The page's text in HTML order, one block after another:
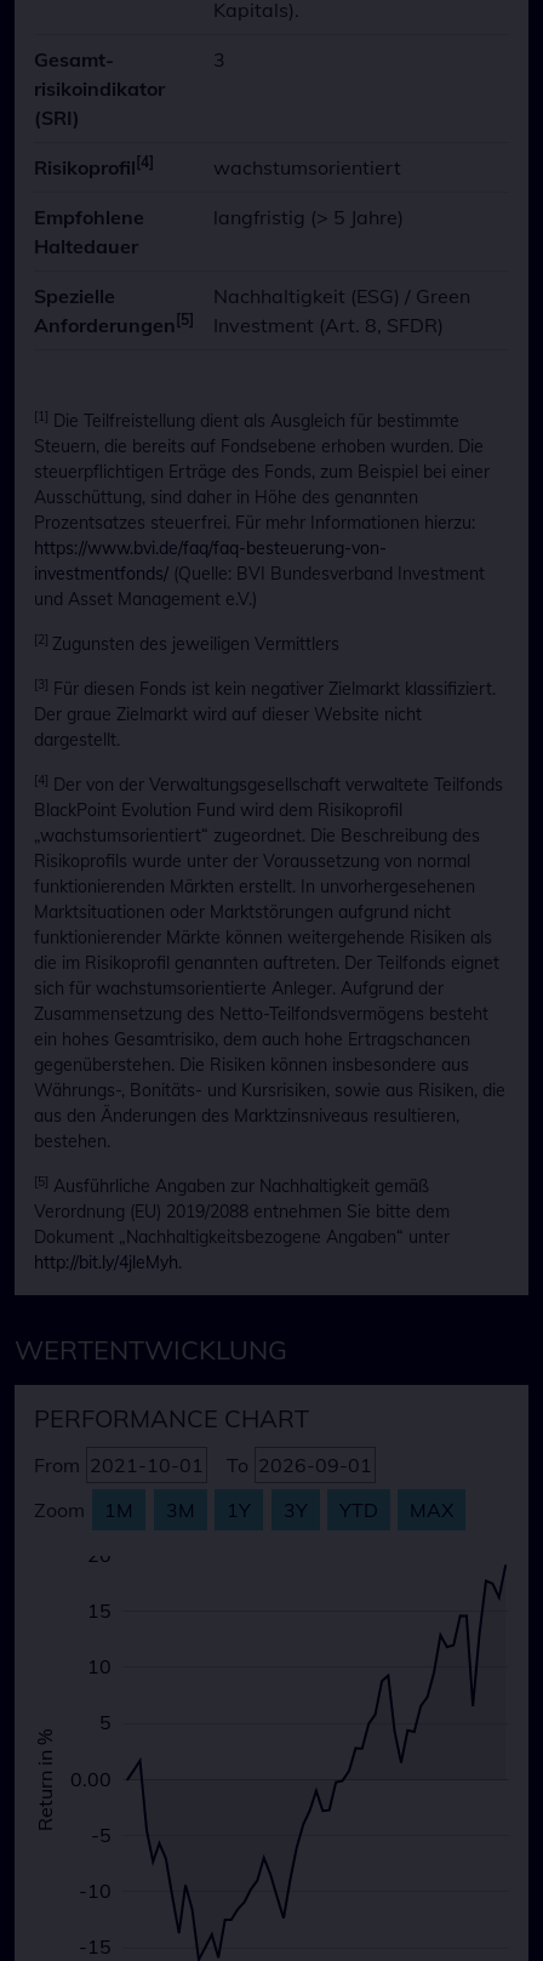
Kapitals).
Gesamt-
risikoindikator
(SRI)
3
Risikoprofil [4] wachstumsorientiert
Empfohlene
Haltedauer
langfristig (> 5 Jahre)
Spezielle
Anforderungen [5]
Nachhaltigkeit (ESG) / Green
Investment (Art. 8, SFDR)
[1] Die Teilfreistellung dient als Ausgleich für bestimmte
Steuern, die bereits auf Fondsebene erhoben wurden. Die
steuerpflichtigen Erträge des Fonds, zum Beispiel bei einer
Ausschüttung, sind daher in Höhe des genannten
Prozentsatzes steuerfrei. Für mehr Informationen hierzu:
https://www.bvi.de/faq/faq-besteuerung-von-
investmentfonds/ (Quelle: BVI Bundesverband Investment
und Asset Management e.V.)
[2] Zugunsten des jeweiligen Vermittlers
[3] Für diesen Fonds ist kein negativer Zielmarkt klassifiziert.
Der graue Zielmarkt wird auf dieser Website nicht
dargestellt.
[4] Der von der Verwaltungsgesellschaft verwaltete Teilfonds
BlackPoint Evolution Fund wird dem Risikoprofil
„wachstumsorientiert“ zugeordnet. Die Beschreibung des
Risikoprofils wurde unter der Voraussetzung von normal
funktionierenden Märkten erstellt. In unvorhergesehenen
Marktsituationen oder Marktstörungen aufgrund nicht
funktionierender Märkte können weitergehende Risiken als
die im Risikoprofil genannten auftreten. Der Teilfonds eignet
sich für wachstumsorientierte Anleger. Aufgrund der
Zusammensetzung des Netto-Teilfondsvermögens besteht
ein hohes Gesamtrisiko, dem auch hohe Ertragschancen
gegenüberstehen. Die Risiken können insbesondere aus
Währungs-, Bonitäts- und Kursrisiken, sowie aus Risiken, die
aus den Änderungen des Marktzinsniveaus resultieren,
bestehen.
[5] Ausführliche Angaben zur Nachhaltigkeit gemäß
Verordnung (EU) 2019/2088 entnehmen Sie bitte dem
Dokument „Nachhaltigkeitsbezogene Angaben“ unter
http://bit.ly/4jleMyh.
WERTENTWICKLUNG
PERFORMANCE CHART
From
To
Zoom
1M 3M 1Y 3Y YTD MAX
Return in % 0.00
-15
-10
-5
0.00
5
10
15
20